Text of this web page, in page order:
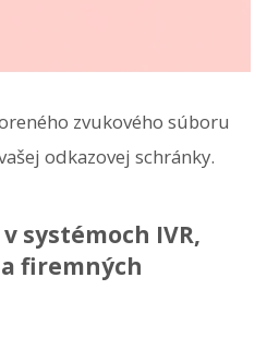
zvukového súboru
odkazovej schránky.
systémoch IVR,
firemných